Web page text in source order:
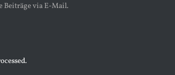
Beiträge via E-Mail.